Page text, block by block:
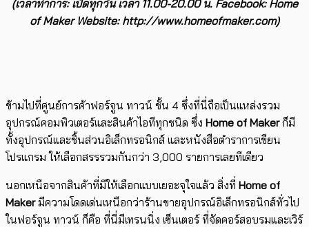
(เวลาทำการ: เปิดทุกวัน เวลา 11.00-20.00 น. Facebook: Home
of Maker Website: http://www.homeofmaker.com)
ข้ามไปที่ศูนย์การค้าฟอร์จูน ทาวน์ ชั้น 4 ซึ่งที่นี่ถือเป็นแหล่งรวม
อุปกรณ์คอมพิวเตอร์และสินค้าไอทีทุกชนิด ซึ่ง Home of Makerก็มี
ทั้งอุปกรณ์และชิ้นส่วนอิเล็กทรอนิกส์ และหนังสือตำราการเขียน
โปรแกรม ให้เลือกสรรรวมกันกว่า 3,000 รายการเลยทีเดียว
นอกเหนือจากสินค้าที่มีให้เลือกแบบเยอะจุใจแล้ว สิ่งที่ Home of
Makerมีความโดดเด่นเหนือกว่าร้านขายอุปกรณ์อิเล็กทรอนิกส์ทั่วไป
ในฟอร์จูน ทาวน์ ก็คือ ที่นี่มีเทรนนิ่ง เซ็นเตอร์ ที่จัดคอร์สอบรมและเวิร์